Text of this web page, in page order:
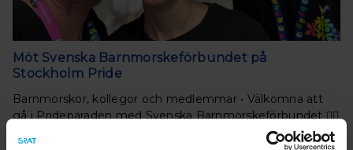
Möt Svenska Barnmorskeförbundet på
Stockholm Pride
Barnmorskor, kollegor och medlemmar • Välkomna att
gå i Prideparaden med Svenska Barnmorskeförbundet 🏳️‍🌈